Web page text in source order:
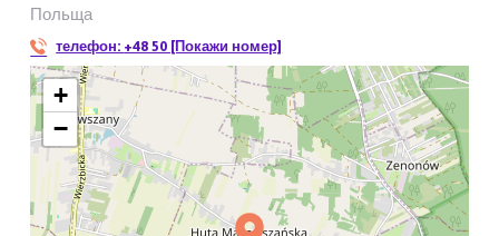
Польща
телефон: +48 50 [Покажи номер]
+
−